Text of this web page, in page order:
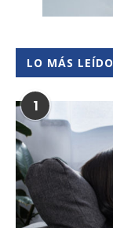
LO MÁS LEÍDO
1